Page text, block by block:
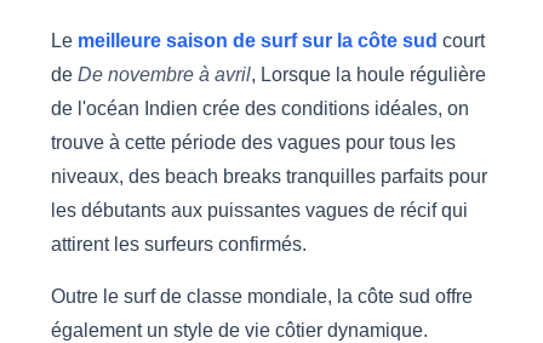
Le meilleure saison de surf sur la côte sud court
de De novembre à avril, Lorsque la houle régulière
de l'océan Indien crée des conditions idéales, on
trouve à cette période des vagues pour tous les
niveaux, des beach breaks tranquilles parfaits pour
les débutants aux puissantes vagues de récif qui
attirent les surfeurs confirmés.
Outre le surf de classe mondiale, la côte sud offre
également un style de vie côtier dynamique.